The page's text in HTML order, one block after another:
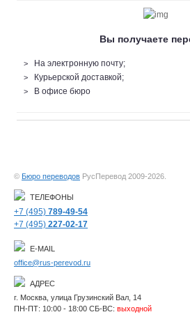
Вы получаете
На электронную почту;
Курьерской доставкой;
В офисе бюро
© Бюро переводов РусПеревод 2009-2026.
ТЕЛЕФОНЫ
+7 (495) 789-49-54
+7 (495) 227-02-17
E-MAIL
office@rus-perevod.ru
АДРЕС
г. Москва, улица Грузинский Вал, 14
ПН-ПТ: 10:00 - 18:00 СБ-ВС: выходной